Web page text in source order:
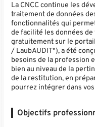
La CNCC continue les
traitement de données
fonctionnalités qui
de facilité les données
gratuitement sur le
/ LaubAUDIT"), a été
besoins de la profession
bien au niveau de la
de la restitution, en
pourrez intégrer dans
Objectifs